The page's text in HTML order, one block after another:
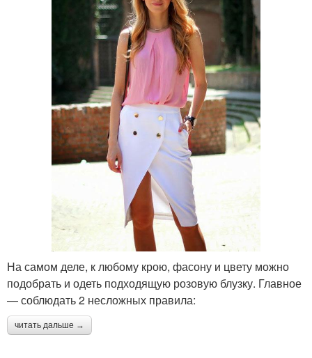
На самом деле, к любому крою, фасону и цвету можно
подобрать и одеть подходящую розовую блузку. Главное
— соблюдать 2 несложных правила:
читать дальше →